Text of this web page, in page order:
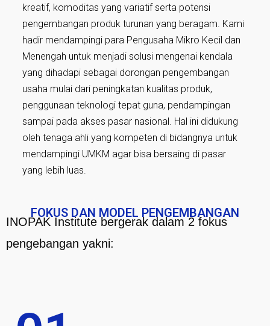
kreatif, komoditas yang variatif serta potensi
pengembangan produk turunan yang beragam. Kami
hadir mendampingi para Pengusaha Mikro Kecil dan
Menengah untuk menjadi solusi mengenai kendala
yang dihadapi sebagai dorongan pengembangan
usaha mulai dari peningkatan kualitas produk,
penggunaan teknologi tepat guna, pendampingan
sampai pada akses pasar nasional. Hal ini didukung
oleh tenaga ahli yang kompeten di bidangnya untuk
mendampingi UMKM agar bisa bersaing di pasar
yang lebih luas.
FOKUS DAN MODEL PENGEMBANGAN
INOPAK Institute bergerak dalam 2 fokus
pengebangan yakni: